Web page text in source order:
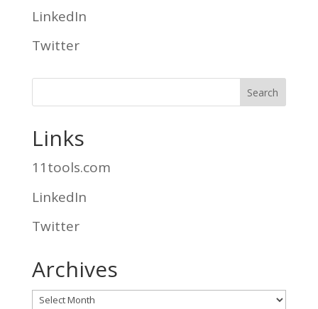
LinkedIn
Twitter
Links
11tools.com
LinkedIn
Twitter
Archives
Archives